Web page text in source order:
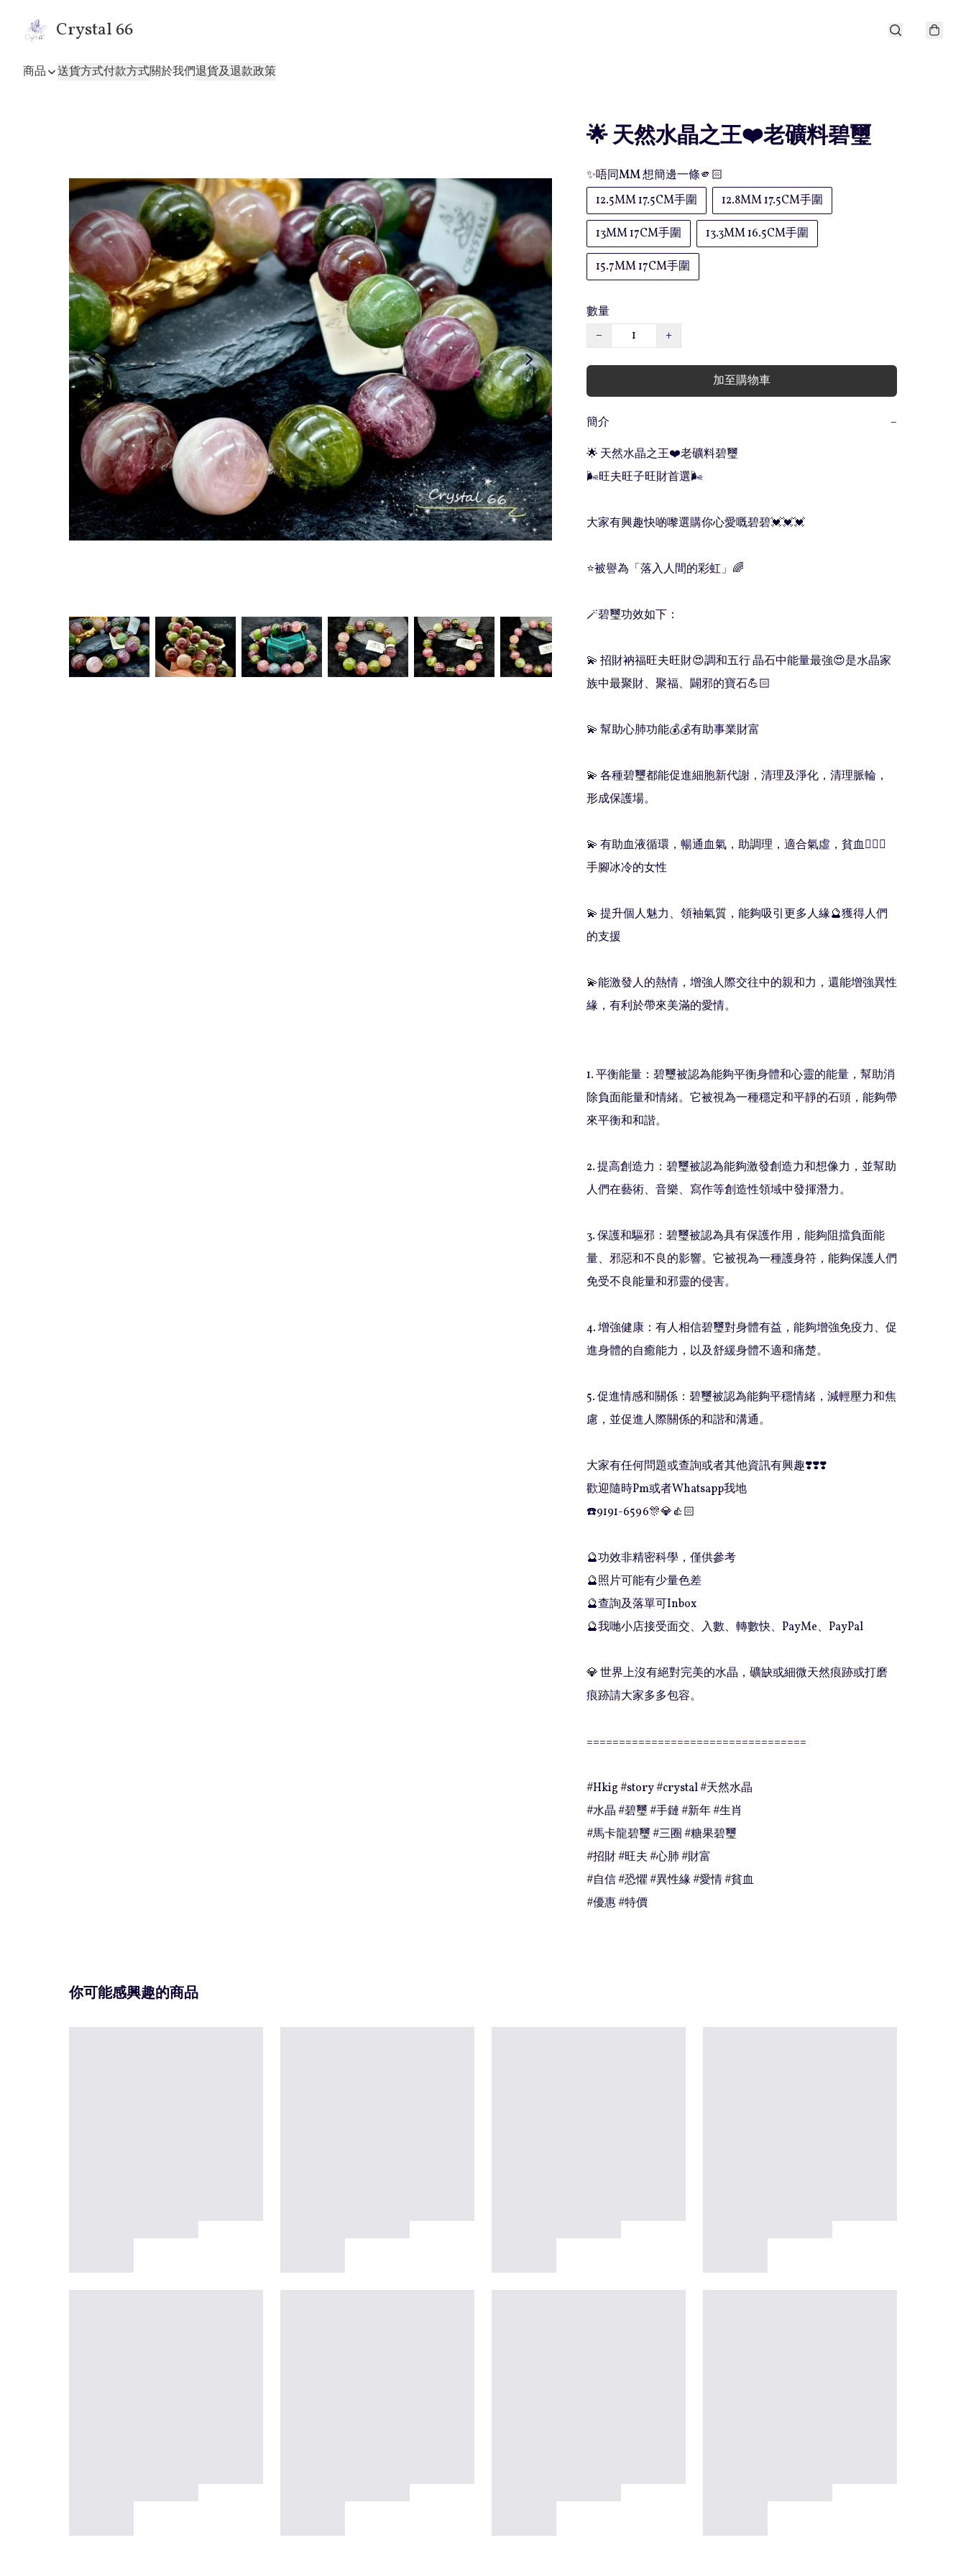
Crystal 66
商品 送貨方式付款方式關於我們退貨及退款政策
🌟 天然水晶之王❤️老礦料碧璽
✨唔同MM 想簡邊一條🫵🏻
12.5MM 17.5CM手圍
12.8MM 17.5CM手圍
13MM 17CM手圍 13.3MM 16.5CM手圍
15.7MM 17CM手圍
數量
−
+
加至購物車
簡介
−
🌟 天然水晶之王❤️老礦料碧璽
🌬旺夫旺子旺財首選🌬
大家有興趣快啲嚟選購你心愛嘅碧碧💓💓💓
⭐️被譽為「落入人間的彩虹」🌈
🪄碧璽功效如下：
💫 招財衲福旺夫旺財😍調和五行 晶石中能量最強😍是水晶家
族中最聚財、聚福、闢邪的寶石💪🏻
💫 幫助心肺功能💰💰有助事業財富
💫 各種碧璽都能促進細胞新代謝，清理及淨化，清理脈輪，
形成保護場。
💫 有助血液循環，暢通血氣，助調理，適合氣虛，貧血🧏🏻‍♀️
手腳冰冷的女性
💫 提升個人魅力、領袖氣質，能夠吸引更多人緣🔮獲得人們
的支援
💫能激發人的熱情，增強人際交往中的親和力，還能增強異性
緣，有利於帶來美滿的愛情。
1. 平衡能量：碧璽被認為能夠平衡身體和心靈的能量，幫助消
除負面能量和情緒。它被視為一種穩定和平靜的石頭，能夠帶
來平衡和和諧。
2. 提高創造力：碧璽被認為能夠激發創造力和想像力，並幫助
人們在藝術、音樂、寫作等創造性領域中發揮潛力。
3. 保護和驅邪：碧璽被認為具有保護作用，能夠阻擋負面能
量、邪惡和不良的影響。它被視為一種護身符，能夠保護人們
免受不良能量和邪靈的侵害。
4. 增強健康：有人相信碧璽對身體有益，能夠增強免疫力、促
進身體的自癒能力，以及舒緩身體不適和痛楚。
5. 促進情感和關係：碧璽被認為能夠平穩情緒，減輕壓力和焦
慮，並促進人際關係的和諧和溝通。
大家有任何問題或查詢或者其他資訊有興趣❣️❣️❣️
歡迎隨時Pm或者Whatsapp我地
☎️9191-6596🎊💎👍🏻
🔮功效非精密科學，僅供參考
🔮照片可能有少量色差
🔮查詢及落單可Inbox
🔮我哋小店接受面交、入數、轉數快、PayMe、PayPal
💎 世界上沒有絕對完美的水晶，礦缺或細微天然痕跡或打磨
痕跡請大家多多包容。
==================================
#Hkig #story #crystal #天然水晶
#水晶 #碧璽 #手鏈 #新年 #生肖
#馬卡龍碧璽 #三圈 #糖果碧璽
#招財 #旺夫 #心肺 #財富
#自信 #恐懼 #異性緣 #愛情 #貧血
#優惠 #特價
你可能感興趣的商品